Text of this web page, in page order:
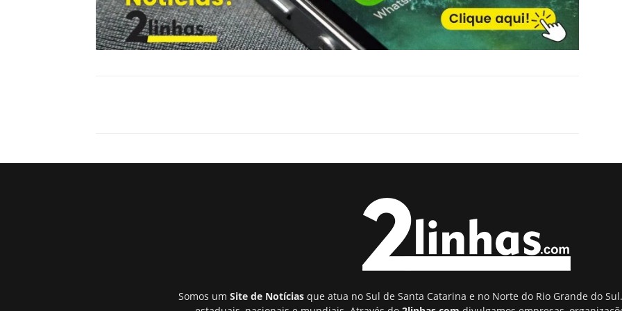
Somos umSite de Notícias que atua no Sul de Santa Catarina e no Norte do Rio Grande do